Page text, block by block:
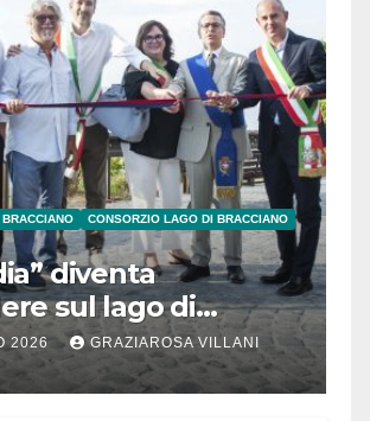
BRACCIANO
CONSORZIO LAGO DI BRACCIANO
diventa
sul lago di
ieri
2026 GRAZIAROSA VILLANI